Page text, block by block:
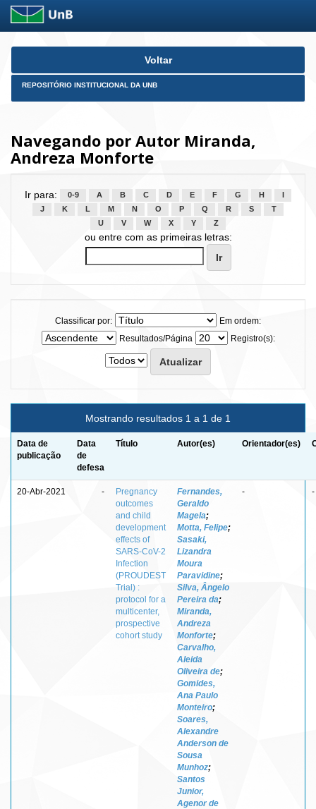
Skip
Voltar
REPOSITÓRIO INSTITUCIONAL DA UNB
Navegando por Autor Miranda,
Andreza Monforte
Ir para: 0-9 A B C D E F G H
J
K L M N O P Q R S
T
U
V W X Y Z
ou entre com as primeiras letras:
Classificar por:
Em ordem:
Resultados/Página
Registro(s):
Mostrando resultados 1 a 1 de 1
Data de
publicação
Data
de
defesa
Título Autor(es) Orientador(es)
20-Abr-2021 -
Pregnancy
outcomes
and child
development
effects of
SARS-CoV-2
Infection
(PROUDEST
Trial) :
protocol for a
multicenter,
prospective
cohort study
Fernandes,
Geraldo
Magela;
Motta, Felipe;
Sasaki,
Lizandra
Moura
Paravidine;
Silva, Ângelo
Pereira da;
Miranda,
Andreza
Monforte;
Carvalho,
Aleida
Oliveira de;
Gomides,
Ana Paulo
Monteiro;
Soares,
Alexandre
Anderson de
Sousa
Munhoz;
Santos
Junior,
Agenor de
- -